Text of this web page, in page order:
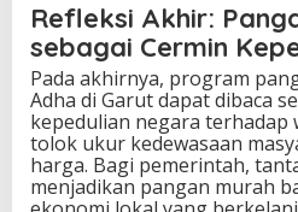
Refleksi Akhir:
sebagai Cermin
Pada akhirnya, program
Adha di Garut dapat dibaca
kepedulian negara terhadap
tolok ukur kedewasaan
harga. Bagi pemerintah,
menjadikan pangan murah